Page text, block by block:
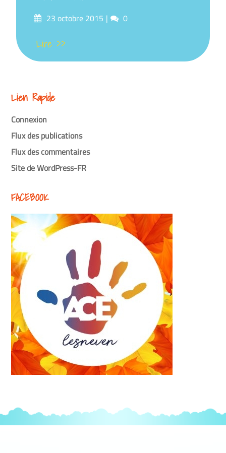
Posté23 octobre 2015 commentaires
0
Lire >>
Lien Rapide
Connexion
Flux des publications
Flux des commentaires
Site de WordPress-FR
FACEBOOK